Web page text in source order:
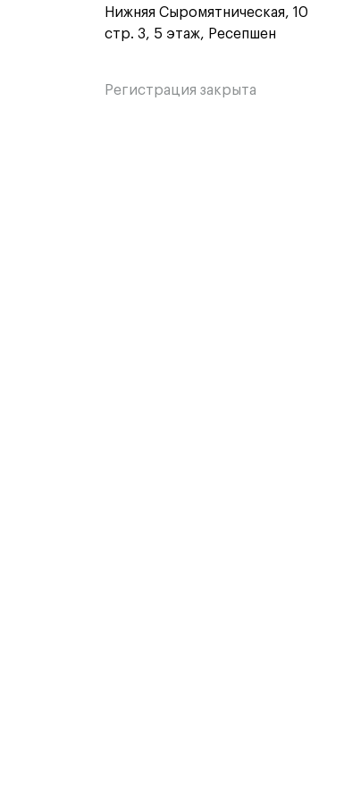
Нижняя Сыромятническая, 10
стр. 3, 5 этаж, Ресепшен
Регистрация закрыта